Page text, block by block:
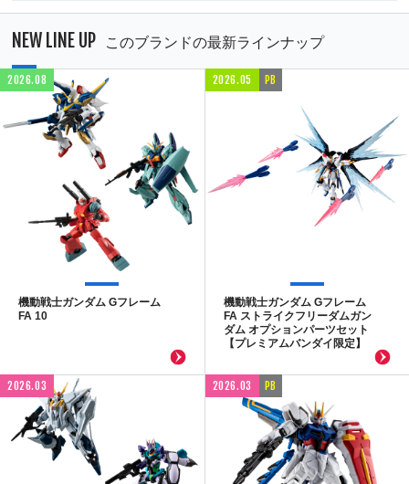
NEW LINE UP このブランドの最新ラインナップ
2026.08
機動戦士ガンダム Gフレーム
FA 10
2026.05 PB
機動戦士ガンダム Gフレーム
FA ストライクフリーダムガン
ダム オプションパーツセット
【プレミアムバンダイ限定】
2026.03 2026.03 PB